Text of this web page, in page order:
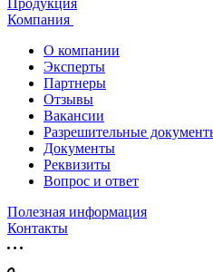
Продукция
Компания
О компании
Эксперты
Партнеры
Отзывы
Вакансии
Разрешительные
Документы
Реквизиты
Вопрос и ответ
Полезная информация
Контакты